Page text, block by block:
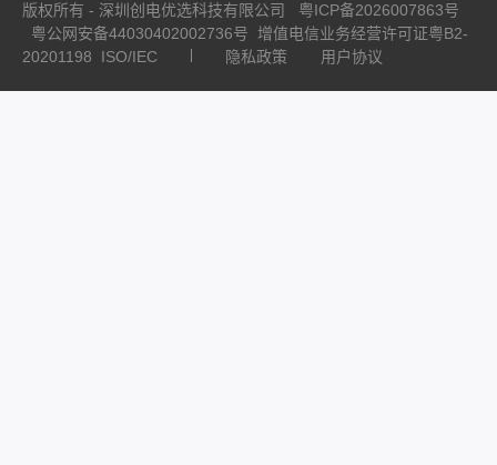
版权所有 - 深圳创电优选科技有限公司
粤ICP备2026007863号
粤公网安备44030402002736号
增值电信业务经营许可证粤B2-
20201198
ISO/IEC 隐私政策 用户协议